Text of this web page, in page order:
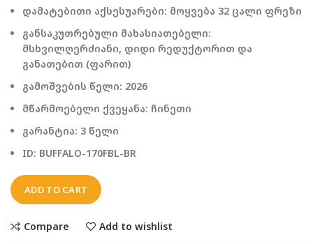
დამატებითი აქსესუარები: მოყვება 32 ცალი ფრეზი
განსაკუთრებული მახასიათებელი:
მსხვილღერძიანი, დიდი რედუქტორით და
განათებით (ფარით)
გამოშვების წელი: 2026
მწარმოებელი ქვეყანა: ჩინეთი
გარანტია: 3 წელი
ID: BUFFALO-170FBL-BR
ADD TO CART
Compare Add to wishlist